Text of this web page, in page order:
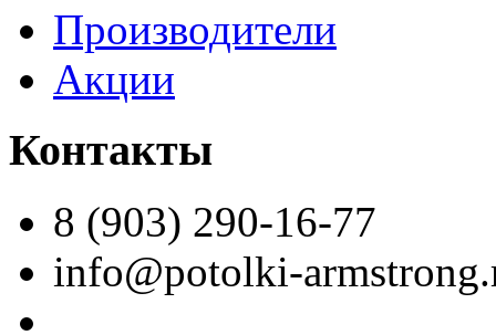
Производители
Акции
Контакты
8 (903) 290-16-77
info@potolki-